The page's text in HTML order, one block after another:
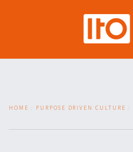
HOME PURPOSE DRIVEN CULTURE